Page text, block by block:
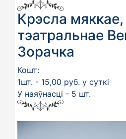
Крэсла
тэатральнае
Зорачка
Кошт:
1шт. - 15,00 руб. у суткі
У наяўнасці - 5 шт.